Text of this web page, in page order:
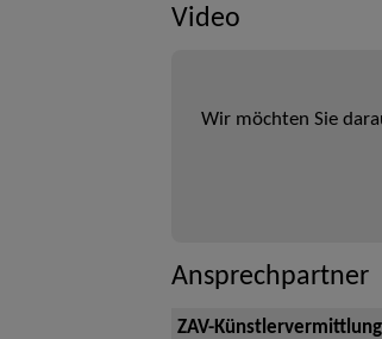
Video
Wir möchten Sie
Ansprechpartner
ZAV-